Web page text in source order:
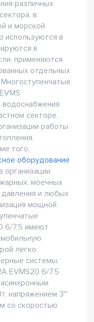
различных
в
и морской
используются в
в
применяются
отдельных
секторе,
работы
того,
оборудование
организации
моечных
давления и любых
мощной
6/7.5 имеют
легко
системы.
EVMS20 6/7.5
напряжением 3~
со скоростью